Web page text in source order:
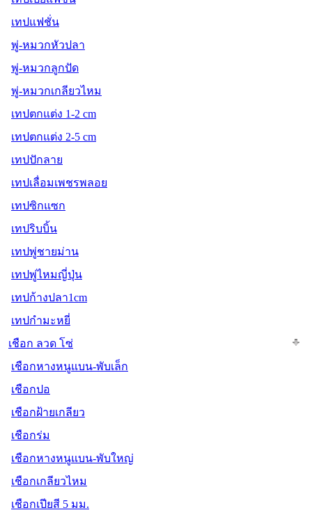
เทปแฟชั่น
พู่-หมวกหัวปลา
พู่-หมวกลูกปัด
พู่-หมวกเกลียวไหม
เทปตกแต่ง 1-2 cm
เทปตกแต่ง 2-5 cm
เทปปักลาย
เทปเลื่อมเพชรพลอย
เทปซิกแซก
เทปริบบิ้น
เทปพู่ชายม่าน
เทปพู่ไหมญี่ปุ่น
เทปก้างปลา1cm
เทปกำมะหยี่
เชือก ลวด โซ่
เชือกหางหนูแบน-พับเล็ก
เชือกปอ
เชือกฝ้ายเกลียว
เชือกร่ม
เชือกหางหนูแบน-พับใหญ่
เชือกเกลียวไหม
เชือกเปียสี 5 มม.